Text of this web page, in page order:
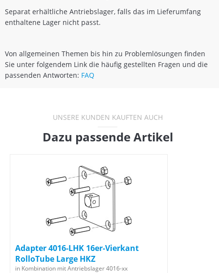
Separat erhältliche Antriebslager, falls das im Lieferumfang
enthaltene Lager nicht passt.
Von allgemeinen Themen bis hin zu Problemlösungen finden
Sie unter folgendem Link die häufig gestellten Fragen und die
passenden Antworten: FAQ
UNSERE KUNDEN KAUFTEN AUCH
Dazu passende Artikel
Adapter 4016-LHK 16er-Vierkant
RolloTube Large HKZ
in Kombination mit Antriebslager 4016-xx